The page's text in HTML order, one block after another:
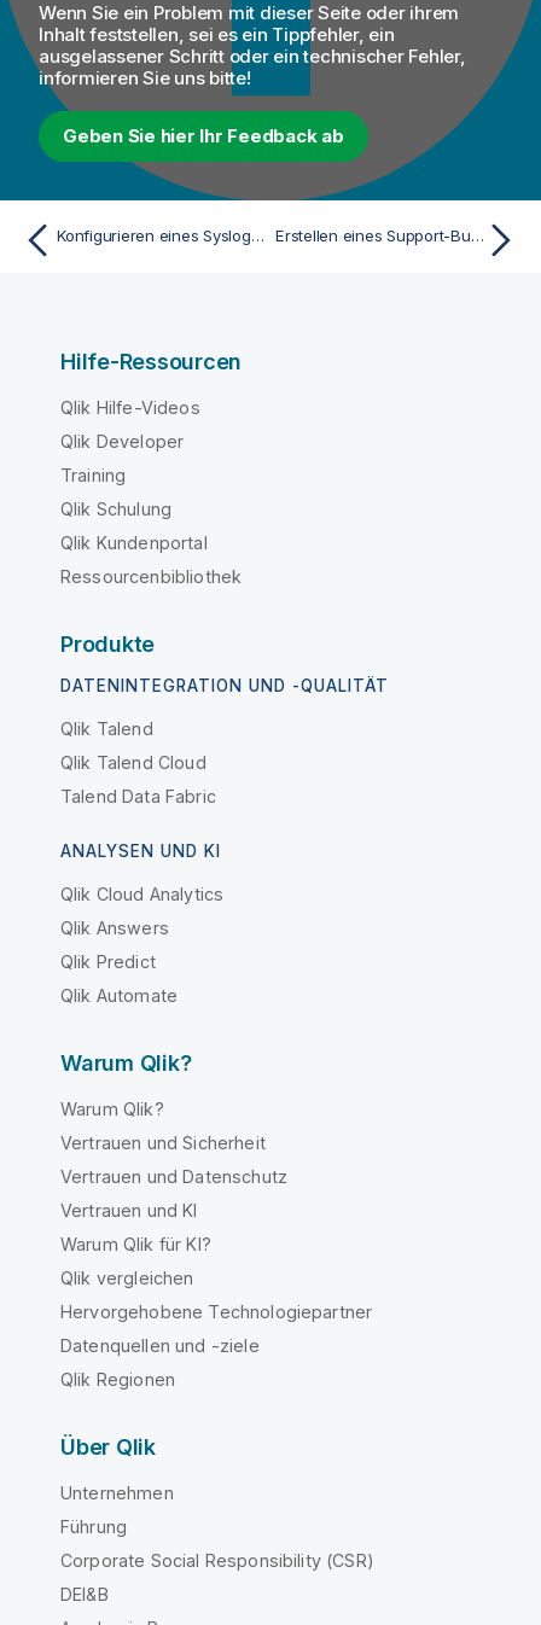
Wenn Sie ein Problem mit dieser Seite oder ihrem
Inhalt feststellen, sei es ein Tippfehler, ein
ausgelassener Schritt oder ein technischer Fehler,
informieren Sie uns bitte!
Geben Sie hier Ihr Feedback ab
Konfigurieren eines Syslog-Appenders Erstellen eines Support-Bundles für die Engine-Fehlerbehebung
Hilfe-Ressourcen
Qlik Hilfe-Videos
Qlik Developer
Training
Qlik Schulung
Qlik Kundenportal
Ressourcenbibliothek
Produkte
DATENINTEGRATION UND -QUALITÄT
Qlik Talend
Qlik Talend Cloud
Talend Data Fabric
ANALYSEN UND KI
Qlik Cloud Analytics
Qlik Answers
Qlik Predict
Qlik Automate
Warum Qlik?
Warum Qlik?
Vertrauen und Sicherheit
Vertrauen und Datenschutz
Vertrauen und KI
Warum Qlik für KI?
Qlik vergleichen
Hervorgehobene Technologiepartner
Datenquellen und -ziele
Qlik Regionen
Über Qlik
Unternehmen
Führung
Corporate Social Responsibility (CSR)
DEI&B